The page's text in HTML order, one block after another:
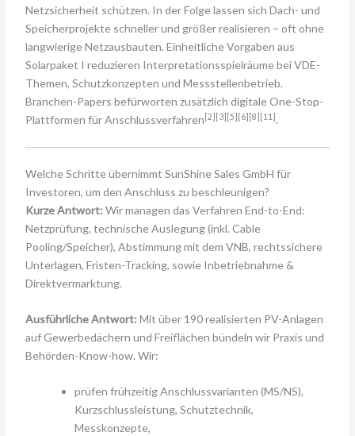
Netzsicherheit schützen. In der Folge lassen sich Dach- und
Speicherprojekte schneller und größer realisieren – oft ohne
langwierige Netzausbauten. Einheitliche Vorgaben aus
Solarpaket I reduzieren Interpretationsspielräume bei VDE-
Themen, Schutzkonzepten und Messstellenbetrieb.
Branchen-Papers befürworten zusätzlich digitale One-Stop-
Plattformen für Anschlussverfahren [2][3][5][6][8][11] .
Welche Schritte übernimmt SunShine Sales GmbH für
Investoren, um den Anschluss zu beschleunigen?
Kurze Antwort: Wir managen das Verfahren End-to-End:
Netzprüfung, technische Auslegung (inkl. Cable
Pooling/Speicher), Abstimmung mit dem VNB, rechtssichere
Unterlagen, Fristen-Tracking, sowie Inbetriebnahme &
Direktvermarktung.
Ausführliche Antwort: Mit über 190 realisierten PV-Anlagen
auf Gewerbedächern und Freiflächen bündeln wir Praxis und
Behörden-Know-how. Wir:
prüfen frühzeitig Anschlussvarianten (MS/NS),
Kurzschlussleistung, Schutztechnik,
Messkonzepte,